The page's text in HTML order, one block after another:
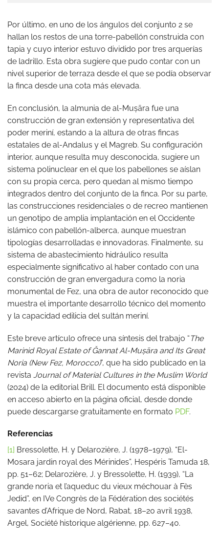
Por último, en uno de los ángulos del conjunto 2 se
hallan los restos de una torre-pabellón construida con
tapia y cuyo interior estuvo dividido por tres arquerías
de ladrillo. Esta obra sugiere que pudo contar con un
nivel superior de terraza desde el que se podía observar
la finca desde una cota más elevada.
En conclusión, la almunia de al-Muṣāra fue una
construcción de gran extensión y representativa del
poder meriní, estando a la altura de otras fincas
estatales de al-Andalus y el Magreb. Su configuración
interior, aunque resulta muy desconocida, sugiere un
sistema polinuclear en el que los pabellones se aíslan
con su propia cerca, pero quedan al mismo tiempo
integrados dentro del conjunto de la finca. Por su parte,
las construcciones residenciales o de recreo mantienen
un genotipo de amplia implantación en el Occidente
islámico con pabellón-alberca, aunque muestran
tipologías desarrolladas e innovadoras. Finalmente, su
sistema de abastecimiento hidráulico resulta
especialmente significativo al haber contado con una
construcción de gran envergadura como la noria
monumental de Fez, una obra de autor reconocido que
muestra el importante desarrollo técnico del momento
y la capacidad edilicia del sultán meriní.
Este breve artículo ofrece una síntesis del trabajo “ The
Marinid Royal Estate of Ǧannat Al-Muṣāra and Its Great
Noria (New Fez, Morocco)”, que ha sido publicado en la
revista Journal of Material Cultures in the Muslim World
(2024) de la editorial Brill. El documento está disponible
en acceso abierto en la página oficial, desde donde
puede descargarse gratuitamente en formato PDF.
Referencias
[1] Bressolette, H. y Delarozière, J. (1978–1979), “El-
Mosara jardin royal des Mérinides”, Hespéris Tamuda 18,
pp. 51–62; Delarozière, J. y Bressolette, H. (1939), “La
grande noria et l’aqueduc du vieux méchouar à Fès
Jedid”, en IVe Congrès de la Fédération des sociétés
savantes d’Afrique de Nord, Rabat, 18–20 avril 1938,
Argel, Société historique algérienne, pp. 627–40.